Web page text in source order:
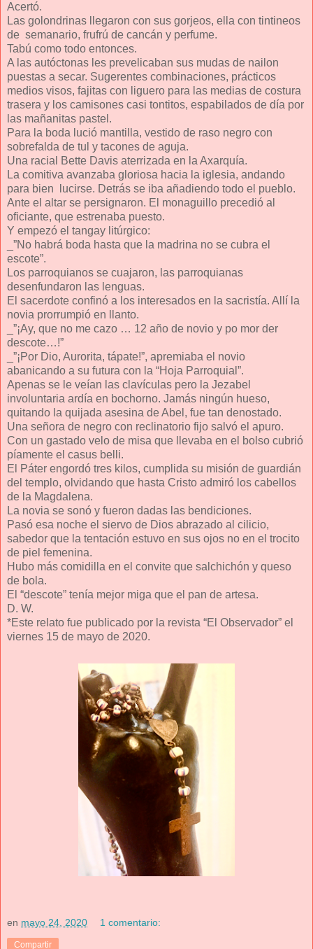
Acertó.
Las golondrinas llegaron con sus gorjeos, ella con tintineos
de semanario, frufrú de cancán y perfume.
Tabú como todo entonces.
A las autóctonas les prevelicaban sus mudas de nailon
puestas a secar. Sugerentes combinaciones, prácticos
medios visos, fajitas con liguero para las medias de costura
trasera y los camisones casi tontitos, espabilados de día por
las mañanitas pastel.
Para la boda lució mantilla, vestido de raso negro con
sobrefalda de tul y tacones de aguja.
Una racial Bette Davis aterrizada en la Axarquía.
La comitiva avanzaba gloriosa hacia la iglesia, andando
para bien lucirse. Detrás se iba añadiendo todo el pueblo.
Ante el altar se persignaron. El monaguillo precedió al
oficiante, que estrenaba puesto.
Y empezó el tangay litúrgico:
_”No habrá boda hasta que la madrina no se cubra el
escote”.
Los parroquianos se cuajaron, las parroquianas
desenfundaron las lenguas.
El sacerdote confinó a los interesados en la sacristía. Allí la
novia prorrumpió en llanto.
_”¡Ay, que no me cazo … 12 año de novio y po mor der
descote…!”
_”¡Por Dio, Aurorita, tápate!”, apremiaba el novio
abanicando a su futura con la “Hoja Parroquial”.
Apenas se le veían las clavículas pero la Jezabel
involuntaria ardía en bochorno. Jamás ningún hueso,
quitando la quijada asesina de Abel, fue tan denostado.
Una señora de negro con reclinatorio fijo salvó el apuro.
Con un gastado velo de misa que llevaba en el bolso cubrió
píamente el casus belli.
El Páter engordó tres kilos, cumplida su misión de guardián
del templo, olvidando que hasta Cristo admiró los cabellos
de la Magdalena.
La novia se sonó y fueron dadas las bendiciones.
Pasó esa noche el siervo de Dios abrazado al cilicio,
sabedor que la tentación estuvo en sus ojos no en el trocito
de piel femenina.
Hubo más comidilla en el convite que salchichón y queso
de bola.
El “descote” tenía mejor miga que el pan de artesa.
D. W.
*Este relato fue publicado por la revista “El Observador” el
viernes 15 de mayo de 2020.
en mayo 24, 2020 1 comentario:
Compartir